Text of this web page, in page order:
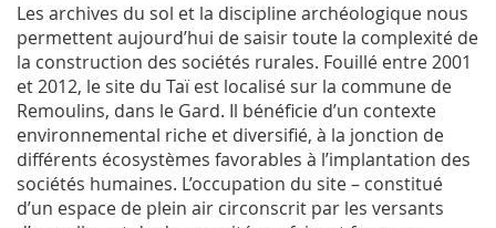
Les archives du sol et la discipline archéologique nous
permettent aujourd’hui de saisir toute la complexité de
la construction des sociétés rurales. Fouillé entre 2001
et 2012, le site du Taï est localisé sur la commune de
Remoulins, dans le Gard. Il bénéficie d’un contexte
environnemental riche et diversifié, à la jonction de
différents écosystèmes favorables à l’implantation des
sociétés humaines. L’occupation du site – constitué
d’un espace de plein air circonscrit par les versants